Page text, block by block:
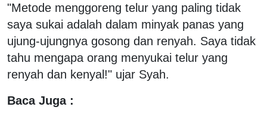
"Metode menggoreng telur yang paling tidak
saya sukai adalah dalam minyak panas yang
ujung-ujungnya gosong dan renyah. Saya tidak
tahu mengapa orang menyukai telur yang
renyah dan kenyal!" ujar Syah.
Baca Juga :